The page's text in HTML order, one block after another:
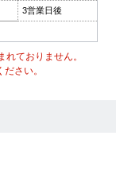
3営業日後
ておりません。
さい。